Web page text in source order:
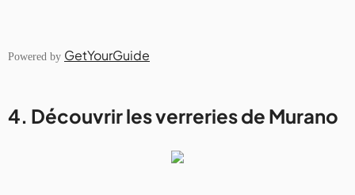
Powered by GetYourGuide
4. Découvrir les verreries de Murano